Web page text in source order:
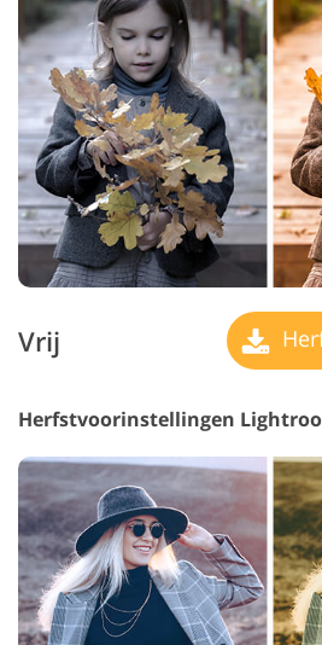
Vrij
Herfstvoorinstellingen